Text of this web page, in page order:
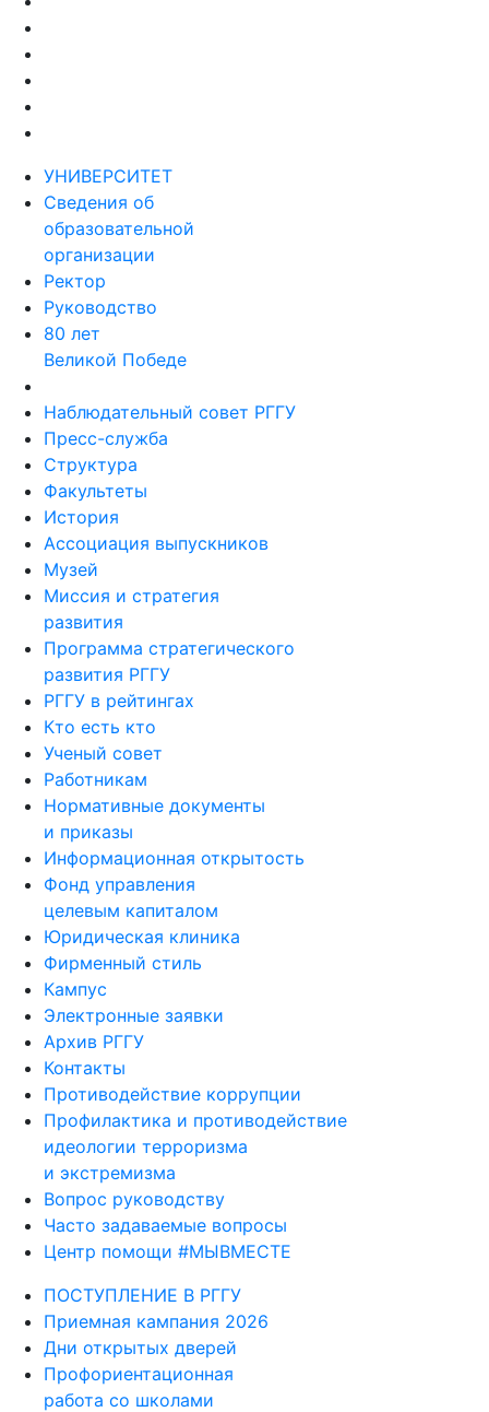
УНИВЕРСИТЕТ
Сведения об
образовательной
организации
Ректор
Руководство
80 лет
Великой Победе
Наблюдательный совет РГГУ
Пресс-служба
Структура
Факультеты
История
Ассоциация выпускников
Музей
Миссия и стратегия
развития
Программа стратегического
развития РГГУ
РГГУ в рейтингах
Кто есть кто
Ученый совет
Работникам
Нормативные документы
и приказы
Информационная открытость
Фонд управления
целевым капиталом
Юридическая клиника
Фирменный стиль
Кампус
Электронные заявки
Архив РГГУ
Контакты
Противодействие коррупции
Профилактика и противодействие
идеологии терроризма
и экстремизма
Вопрос руководству
Часто задаваемые вопросы
Центр помощи #МЫВМЕСТЕ
ПОСТУПЛЕНИЕ В РГГУ
Приемная кампания 2026
Дни открытых дверей
Профориентационная
работа со школами